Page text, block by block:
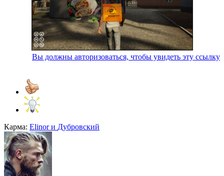
Вы должны авторизоваться, чтобы увидеть эту ссылку
Карма: Elinorи Дубровский